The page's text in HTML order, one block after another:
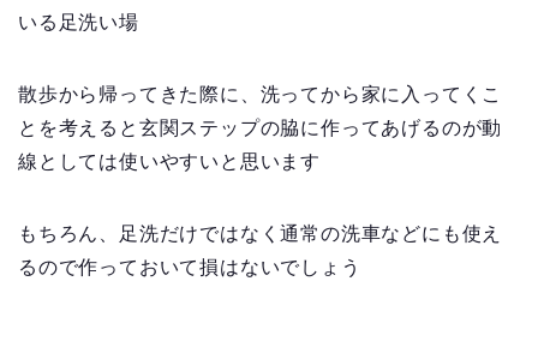
いる足洗い場
散歩から帰ってきた際に、洗ってから家に入ってくこ
とを考えると玄関ステップの脇に作ってあげるのが動
線としては使いやすいと思います
もちろん、足洗だけではなく通常の洗車などにも使え
るので作っておいて損はないでしょう